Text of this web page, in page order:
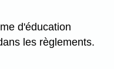
d'éducation
les règlements.